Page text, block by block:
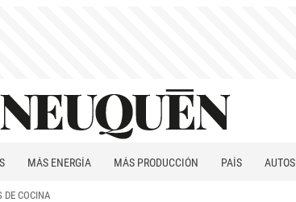
MÁS ENERGÍA MÁS PRODUCCIÓN PAÍS AUTOS
DE COCINA